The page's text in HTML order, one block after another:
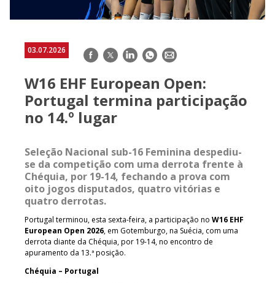
03.07.2026 Facebook
TwitterLinkedInWhatsApp
E-
W16 EHF European Open:
Portugal termina participação
no 14.º lugar
Seleção Nacional sub-16 Feminina despediu-
se da competição com uma derrota frente à
Chéquia, por 19-14, fechando a prova com
oito jogos disputados, quatro vitórias e
quatro derrotas.
Portugal terminou, esta sexta-feira, a participação no W16 EHF
European Open 2026, em Gotemburgo, na Suécia, com uma
derrota diante da Chéquia, por 19-14, no encontro de
apuramento da 13.ª posição.
Chéquia – Portugal